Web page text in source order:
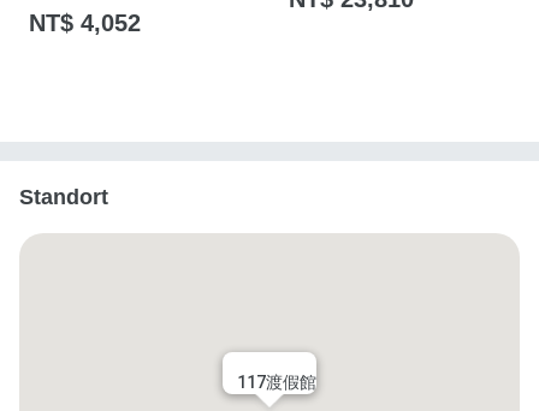
NT$ 4,052
Standort
117渡假館